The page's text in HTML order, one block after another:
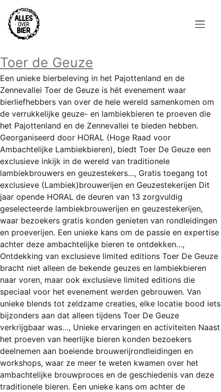
Overslaan
en
naar
gaan
Topmenu
INLOGGEN
REGISTREREN
ADVERTEREN
MELDPUNT
PERS/PUBLICATIES
FACEBOOK
LINKS
Hoofdnavigatie
BROUWEN
BLOG
AANBOD
AGENDA
CONTACT
Toer de Geuze
Een unieke bierbeleving in het Pajottenland en de
Zennevallei Toer de Geuze is hét evenement waar
bierliefhebbers van over de hele wereld samenkomen om
de verrukkelijke geuze- en lambiekbieren te proeven die
het Pajottenland en de Zennevallei te bieden hebben.
Georganiseerd door HORAL (Hoge Raad voor
Ambachtelijke Lambiekbieren), biedt Toer De Geuze een
exclusieve inkijk in de wereld van traditionele
lambiekbrouwers en geuzestekers…, Gratis toegang tot
exclusieve (Lambiek)brouwerijen en Geuzestekerijen Dit
jaar opende HORAL de deuren van 13 zorgvuldig
geselecteerde lambiekbrouwerijen en geuzestekerijen,
waar bezoekers gratis konden genieten van rondleidingen
en proeverijen. Een unieke kans om de passie en expertise
achter deze ambachtelijke bieren te ontdekken…,
Ontdekking van exclusieve limited editions Toer De Geuze
bracht niet alleen de bekende geuzes en lambiekbieren
naar voren, maar ook exclusieve limited editions die
speciaal voor het evenement werden gebrouwen. Van
unieke blends tot zeldzame creaties, elke locatie bood iets
bijzonders aan dat alleen tijdens Toer De Geuze
verkrijgbaar was…, Unieke ervaringen en activiteiten Naast
het proeven van heerlijke bieren konden bezoekers
deelnemen aan boeiende brouwerijrondleidingen en
workshops, waar ze meer te weten kwamen over het
ambachtelijke brouwproces en de geschiedenis van deze
traditionele bieren. Een unieke kans om achter de